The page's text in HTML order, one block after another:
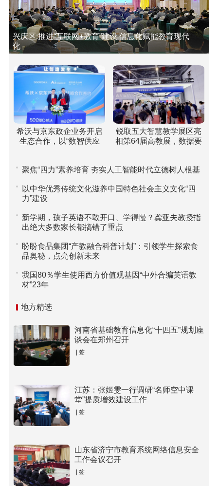
兴庆区:推进“互联网+教育”建设 信息化赋能教育现代
化
希沃与京东政企业务开启
生态合作，以“数智供应
锐取五大智慧教学展区亮
相第64届高教展，数据要
聚焦“四力”素养培育 夯实人工智能时代立德树人根基
以中华优秀传统文化滋养中国特色社会主义文化“四
力”建设
新学期，孩子英语不敢开口、学得慢？龚亚夫教授指
出绝大多数家长都搞错了重点
盼盼食品集团“产教融合科普计划”：引领学生探索食
品奥秘，点亮创新未来
我国80％学生使用西方价值观基因“中外合编英语教
材”23年
地方精选
河南省基础教育信息化“十四五”规划座
谈会在郑州召开
| 签
江苏：张姬雯一行调研“名师空中课
堂”提质增效建设工作
| 签
山东省济宁市教育系统网络信息安全
工作会议召开
| 签